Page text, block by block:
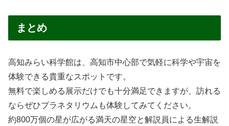
まとめ
高知みらい科学館は、高知市中心部で気軽に科学や宇宙を
体験できる貴重なスポットです。
無料で楽しめる展示だけでも十分満足できますが、訪れる
ならぜひプラネタリウムも体験してみてください。
約800万個の星が広がる満天の星空と解説員による生解説